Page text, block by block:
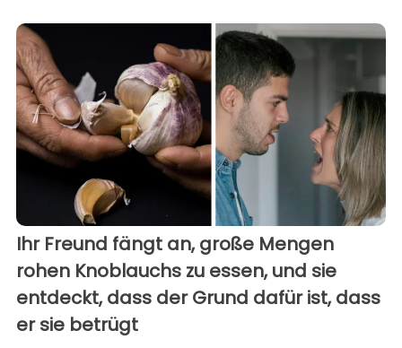
Ihr Freund fängt an, große Mengen
rohen Knoblauchs zu essen, und sie
entdeckt, dass der Grund dafür ist, dass
er sie betrügt